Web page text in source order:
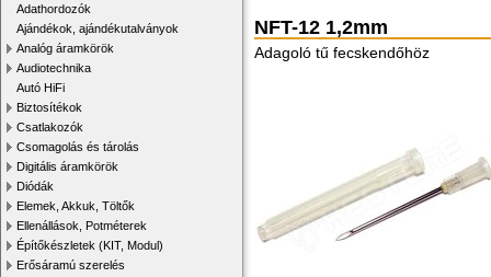
Adathordozók
Ajándékok, ajándékutalványok
Analóg áramkörök
Audiotechnika
Autó HiFi
Biztosítékok
Csatlakozók
Csomagolás és tárolás
Digitális áramkörök
Diódák
Elemek, Akkuk, Töltők
Ellenállások, Potméterek
Építőkészletek (KIT, Modul)
Erősáramú szerelés
NFT-12 1,2mm
Adagoló tű fecskendőhöz